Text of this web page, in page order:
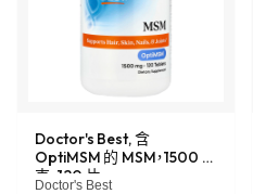
Doctor's Best, 含
OptiMSM 的 MSM，1500 毫
克，120 片
Doctor's Best